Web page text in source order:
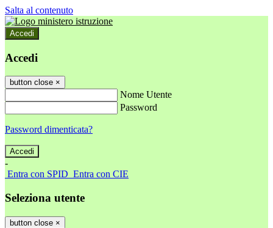
Salta al contenuto
Accedi
Accedi
button close ×
Nome Utente
Password
Password dimenticata?
-
Entra con SPID Entra con CIE
Seleziona utente
button close ×